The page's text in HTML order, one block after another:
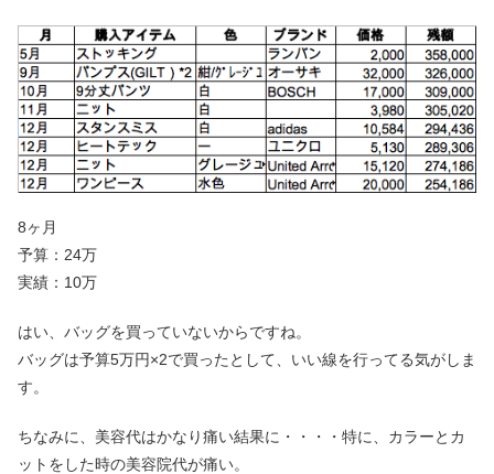
8ヶ月
予算：24万
実績：10万
はい、バッグを買っていないからですね。
バッグは予算5万円×2で買ったとして、いい線を行ってる気がしま
す。
ちなみに、美容代はかなり痛い結果に・・・・特に、カラーとカ
ットをした時の美容院代が痛い。